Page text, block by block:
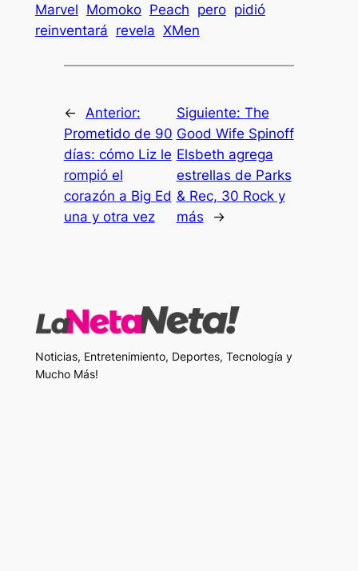
Marvel Momoko Peach pero pidió
reinventará revela XMen
← Anterior:
Prometido de 90
días: cómo Liz le
rompió el
corazón a Big Ed
una y otra vez
Siguiente: The
Good Wife Spinoff
Elsbeth agrega
estrellas de Parks
& Rec, 30 Rock y
más
→
Noticias, Entretenimiento, Deportes, Tecnología y
Mucho Más!